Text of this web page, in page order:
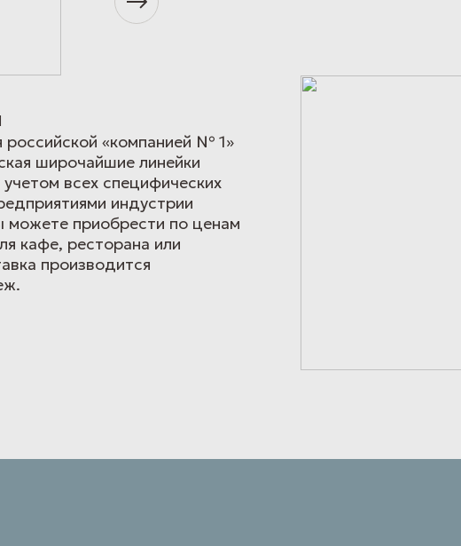
«компанией № 1»
широчайшие линейки
всех специфических
индустрии
можете приобрести по ценам
кафе, ресторана или
производится